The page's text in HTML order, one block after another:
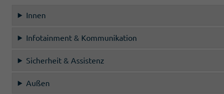
Innen
Infotainment & Kommunikation
Sicherheit & Assistenz
Außen